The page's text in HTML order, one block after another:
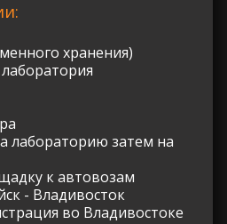
хранения)
лабораторию затем на
к автовозам
- Владивосток
во Владивостоке